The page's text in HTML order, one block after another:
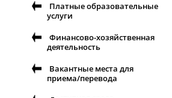
Платные образовательные
услуги
Финансово-хозяйственная
деятельность
Вакантные места для
приема/перевода